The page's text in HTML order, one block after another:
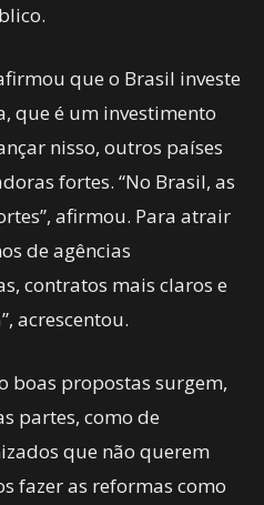
que o Brasil investe
que é um investimento
nisso, outros países
fortes. “No Brasil, as
afirmou. Para atrair
de agências
contratos mais claros e
acrescentou.
boas propostas surgem,
partes, como de
que não querem
fazer as reformas como